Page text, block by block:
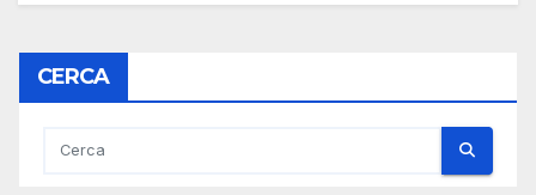
CERCA